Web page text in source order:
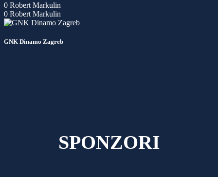
0 Robert Markulin
0 Robert Markulin
GNK Dinamo Zagreb
SPONZORI